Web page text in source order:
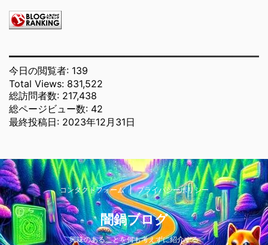
今日の閲覧者: 139
Total Views: 831,522
総訪問者数: 217,438
総ページビュー数: 42
最終投稿日: 2023年12月31日
コンタクトフォーム プライバシーポリシー
闇鍋ブログ
興味のあることを何も考えずに紹介する